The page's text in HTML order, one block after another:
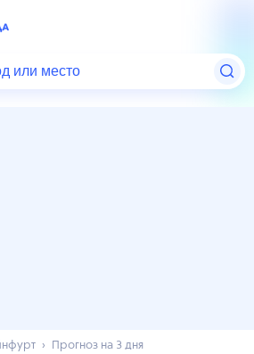
или место
Прогноз на 3 дня